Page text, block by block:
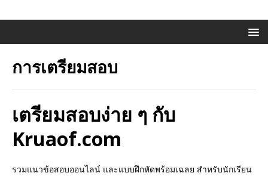
การเตรียมสอบ
เตรียมสอบง่าย ๆ กับ
Kruaof.com
รวมแนวข้อสอบออนไลน์ และแบบฝึกหัดพร้อมเฉลย สำหรับนักเรียน